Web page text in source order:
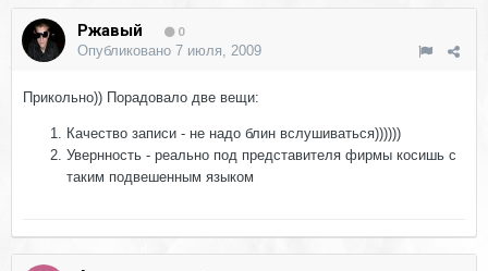
Ржавый 0
Опубликовано 7 июля, 2009
Прикольно)) Порадовало две вещи:
Качество записи - не надо блин вслушиваться))))))
Увернность - реально под представителя фирмы косишь с
таким подвешенным языком